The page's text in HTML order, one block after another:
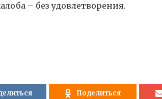
– без удовлетворения.
Поделиться